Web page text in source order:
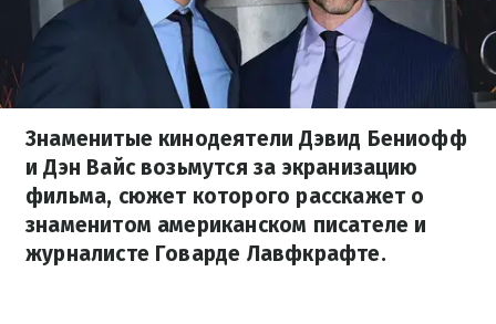
Знаменитые кинодеятели Дэвид Бениофф
и Дэн Вайс возьмутся за экранизацию
фильма, сюжет которого расскажет о
знаменитом американском писателе и
журналисте Говарде Лавфкрафте.